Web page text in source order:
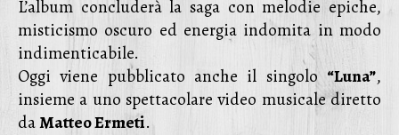
L’album concluderà la saga con melodie epiche,
misticismo oscuro ed energia indomita in modo
indimenticabile.
Oggi viene pubblicato anche il singolo “Luna”,
insieme a uno spettacolare video musicale diretto
daMatteo Ermeti.